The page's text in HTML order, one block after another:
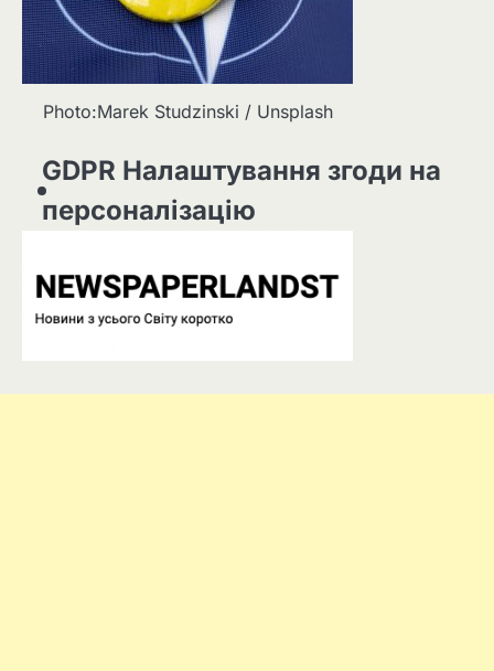
Photo:Marek Studzinski / Unsplash
GDPR Налаштування згоди на
персоналізацію